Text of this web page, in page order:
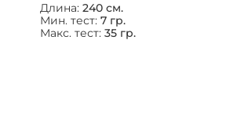
Длина: 240 см.
Мин. тест: 7 гр.
Макс. тест: 35 гр.